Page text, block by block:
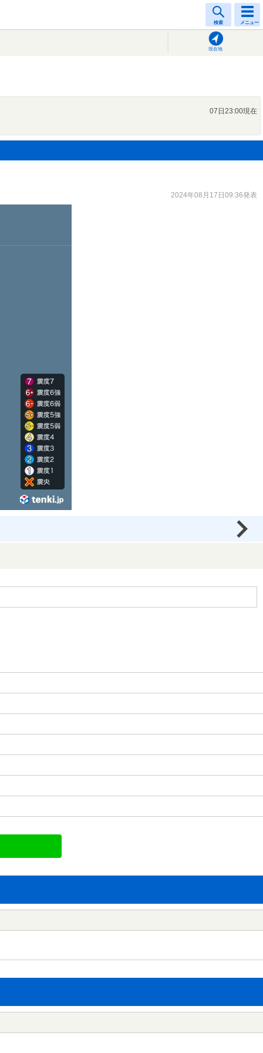
検索 メニュー
現在地
07日23:00現在
2024年08月17日09:36発表